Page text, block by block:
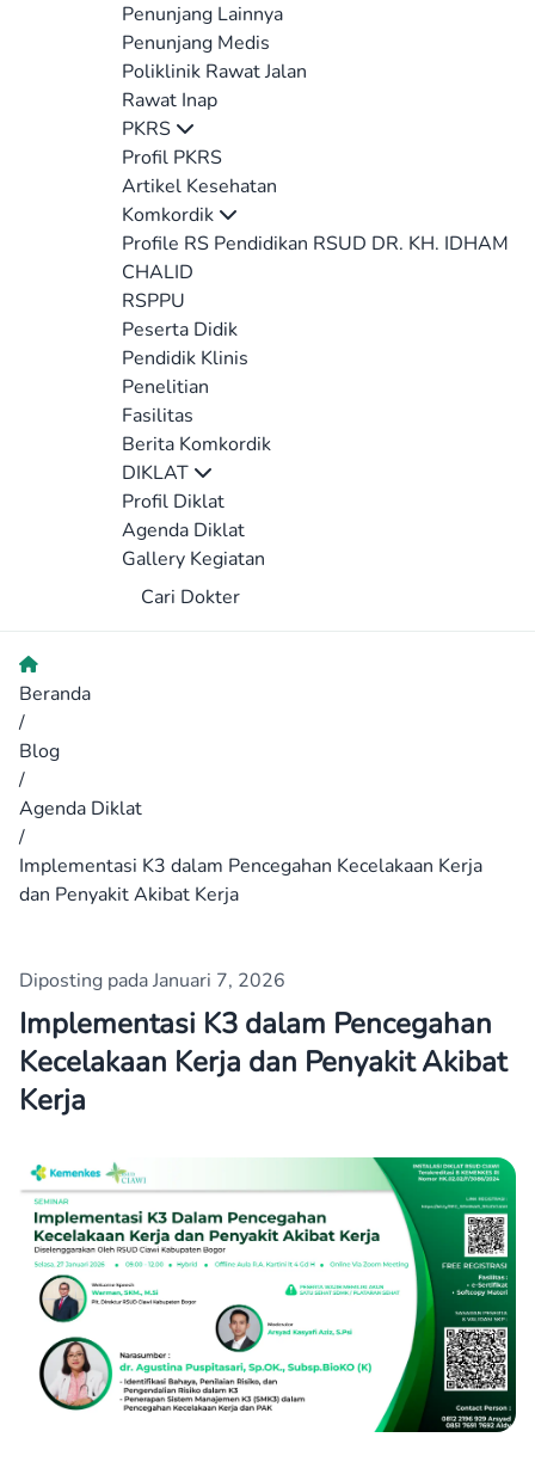
Penunjang Lainnya
Penunjang Medis
Poliklinik Rawat Jalan
Rawat Inap
PKRS
Profil PKRS
Artikel Kesehatan
Komkordik
Profile RS Pendidikan RSUD DR. KH. IDHAM
CHALID
RSPPU
Peserta Didik
Pendidik Klinis
Penelitian
Fasilitas
Berita Komkordik
DIKLAT
Profil Diklat
Agenda Diklat
Gallery Kegiatan
Cari Dokter
Beranda
/
Blog
/
Agenda Diklat
/
Implementasi K3 dalam Pencegahan Kecelakaan Kerja
dan Penyakit Akibat Kerja
Diposting pada Januari 7, 2026
Implementasi K3 dalam Pencegahan
Kecelakaan Kerja dan Penyakit Akibat
Kerja